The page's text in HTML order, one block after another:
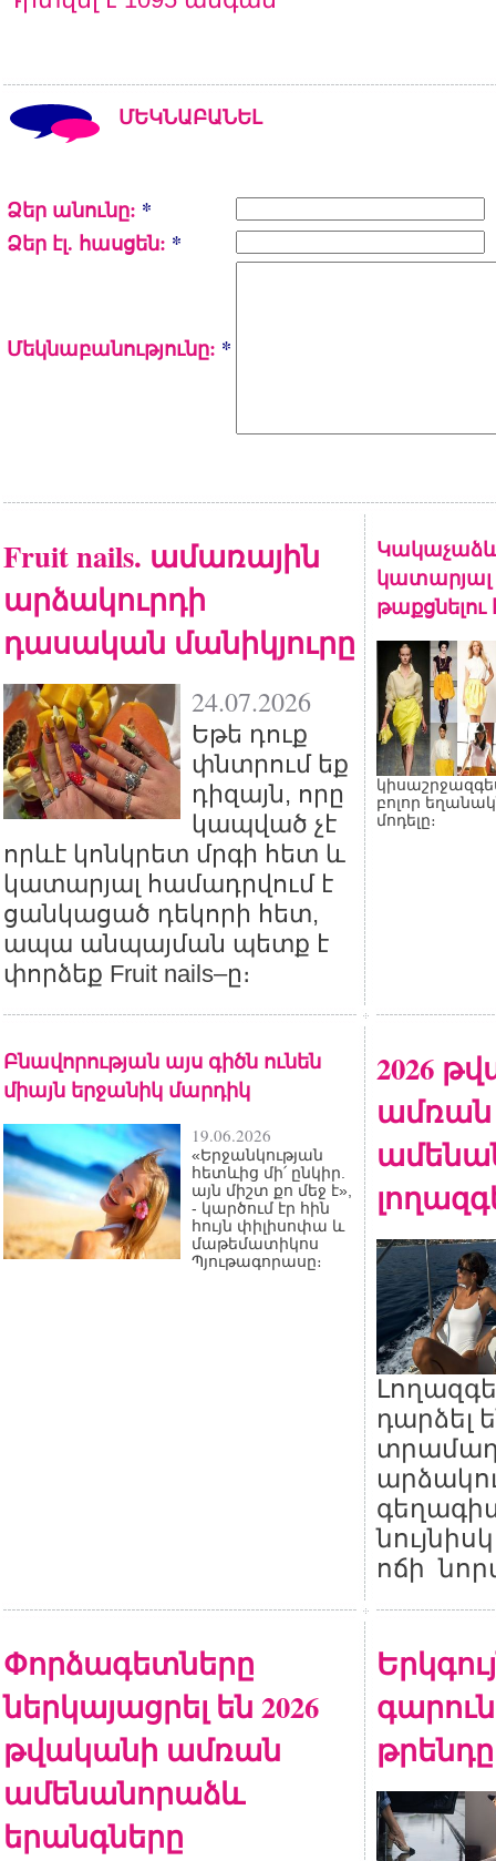
ՄԵԿՆԱԲԱՆԵԼ
Ձեր անունը: *
Ձեր էլ. հասցեն: *
Մեկնաբանությունը: *
Fruit nails. ամառային
արձակուրդի
դասական մանիկյուրը
24.07.2026
Եթե դուք
փնտրում եք
դիզայն, որը
կապված չէ
որևէ կոնկրետ մրգի հետ և
կատարյալ համադրվում է
ցանկացած դեկորի հետ,
ապա անպայման պետք է
փորձեք Fruit nails–ը։
կատարյալ
բոլոր
մոդելը։
Բնավորության այս գիծն ունեն
միայն երջանիկ մարդիկ
19.06.2026
«Երջանկության
հետևից մի՛ ընկիր.
այն միշտ քո մեջ է»,
- կարծում էր հին
հույն փիլիսոփա և
մաթեմատիկոս
Պյութագորասը։
2026
ամռան
դարձել
ոճի
Փորձագետները
ներկայացրել են 2026
թվականի ամռան
ամենանորաձև
երանգները
թրենդը